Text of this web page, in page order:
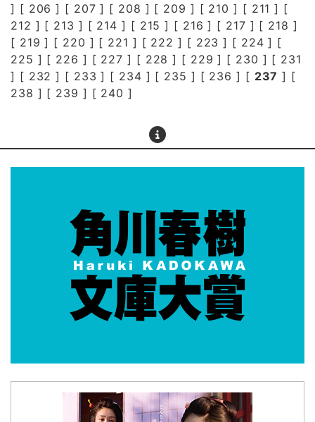
] [ 206 ] [ 207 ] [ 208 ] [ 209 ] [ 210 ] [ 211 ] [
212 ] [ 213 ] [ 214 ] [ 215 ] [ 216 ] [ 217 ] [ 218 ]
[ 219 ] [ 220 ] [ 221 ] [ 222 ] [ 223 ] [ 224 ] [
225 ] [ 226 ] [ 227 ] [ 228 ] [ 229 ] [ 230 ] [ 231
] [ 232 ] [ 233 ] [ 234 ] [ 235 ] [ 236 ] [ 237 ] [
238 ] [ 239 ] [ 240 ]